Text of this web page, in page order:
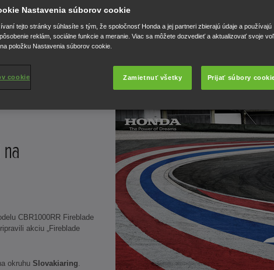
CBR1000RR Fireblade
akciu „Fireblade
okruhu Slovakiaring.
Nastavenia súborov cookie
tejto stránky súhlasíte s tým, že spoločnosť Honda a jej partneri zbierajú údaje a používajú
reklám, sociálne funkcie a meranie. Viac sa môžete dozvedieť a aktualizovať svoje
položku Nastavenia súborov cookie.
Zamietnuť všetky Prijať súbory
cookie